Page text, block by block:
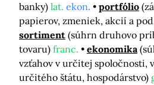
banky) lat. ekon. portfólio
papierov, zmeniek, akcií a
sortiment (súhrn druhovo
tovaru) franc. ekonomika
vzťahov v určitej spoločnosti,
určitého štátu, hospodárstvo)